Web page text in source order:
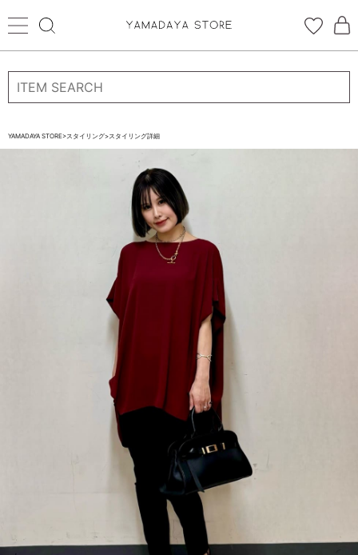
ログイン 新規会員登録
STORE BRAND・LABELから探す
YAMADAYA STORE>スタイリング>スタイリング詳細
ログイン